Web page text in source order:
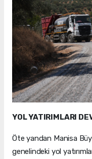
YOL YATIRIMLARI
Öte yandan Manisa
genelindeki yol